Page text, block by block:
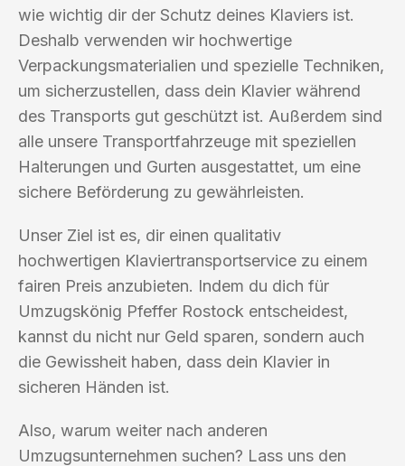
wie wichtig dir der Schutz deines Klaviers ist.
Deshalb verwenden wir hochwertige
Verpackungsmaterialien und spezielle Techniken,
um sicherzustellen, dass dein Klavier während
des Transports gut geschützt ist. Außerdem sind
alle unsere Transportfahrzeuge mit speziellen
Halterungen und Gurten ausgestattet, um eine
sichere Beförderung zu gewährleisten.
Unser Ziel ist es, dir einen qualitativ
hochwertigen Klaviertransportservice zu einem
fairen Preis anzubieten. Indem du dich für
Umzugskönig Pfeffer Rostock entscheidest,
kannst du nicht nur Geld sparen, sondern auch
die Gewissheit haben, dass dein Klavier in
sicheren Händen ist.
Also, warum weiter nach anderen
Umzugsunternehmen suchen? Lass uns den